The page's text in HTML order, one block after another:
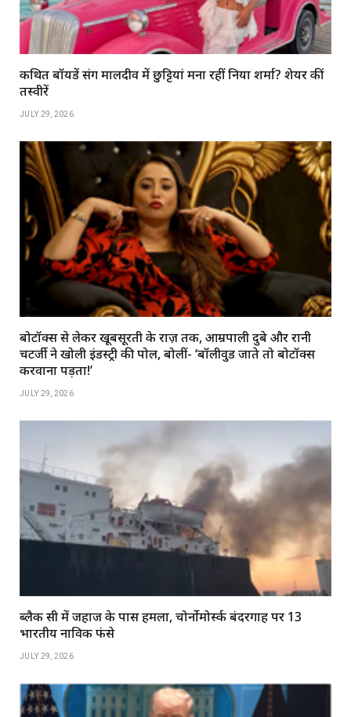
कथित बॉयफ्रेंड संग मालदीव में छुट्टियां मना रहीं निया शर्मा? शेयर कीं
तस्वीरें
JULY 29, 2026
बोटॉक्स से लेकर खूबसूरती के राज़ तक, आम्रपाली दुबे और रानी
चटर्जी ने खोली इंडस्ट्री की पोल, बोलीं- ‘बॉलीवुड जाते तो बोटॉक्स
करवाना पड़ता!’
JULY 29, 2026
ब्लैक सी में जहाज के पास हमला, चोर्नोमोर्स्क बंदरगाह पर 13
भारतीय नाविक फंसे
JULY 29, 2026